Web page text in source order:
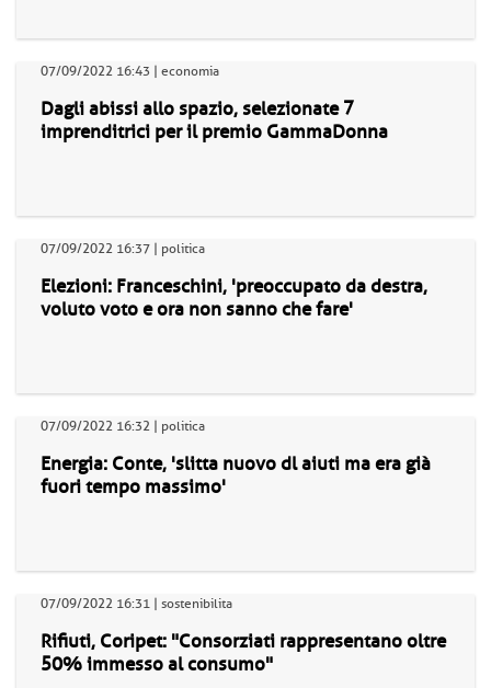
07/09/2022 16:43 | economia
Dagli abissi allo spazio, selezionate 7
imprenditrici per il premio GammaDonna
07/09/2022 16:37 | politica
Elezioni: Franceschini, 'preoccupato da destra,
voluto voto e ora non sanno che fare'
07/09/2022 16:32 | politica
Energia: Conte, 'slitta nuovo dl aiuti ma era già
fuori tempo massimo'
07/09/2022 16:31 | sostenibilita
Rifiuti, Coripet: "Consorziati rappresentano oltre
50% immesso al consumo"